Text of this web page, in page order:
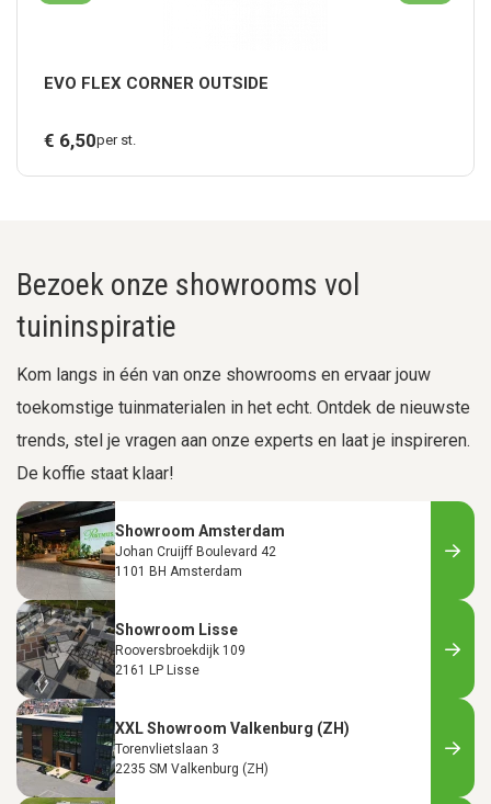
EVO FLEX CORNER OUTSIDE
€ 6,50per st.
Bezoek onze showrooms vol
tuininspiratie
Kom langs in één van onze showrooms en ervaar jouw
toekomstige tuinmaterialen in het echt. Ontdek de nieuwste
trends, stel je vragen aan onze experts en laat je inspireren.
De koffie staat klaar!
Showroom Amsterdam
Johan Cruijff Boulevard 42
1101 BH Amsterdam
Showroom Lisse
Rooversbroekdijk 109
2161 LP Lisse
XXL Showroom Valkenburg (ZH)
Torenvlietslaan 3
2235 SM Valkenburg (ZH)